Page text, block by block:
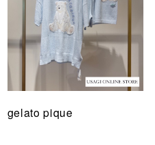
gelato pique